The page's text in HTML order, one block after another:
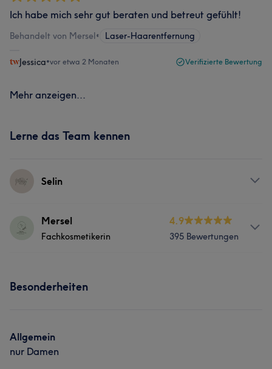
Ich habe mich sehr gut beraten und betreut gefühlt!
Behandelt von Mersel• Laser-Haarentfernung
Jessica•vor etwa 2 Monaten Verifizierte Bewertung
Mehr anzeigen...
Lerne das Team kennen
Selin
ServicesMersel
Fachkosmetikerin
4.9
395 Bewertungen
Portfolio
Besonderheiten
Allgemein
nur Damen